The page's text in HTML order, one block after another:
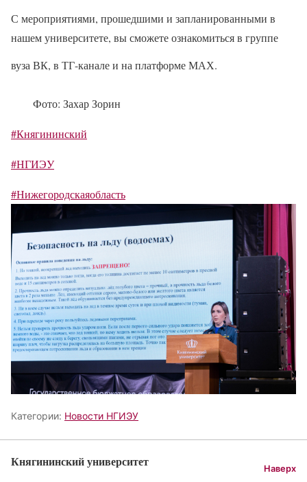
С мероприятиями, прошедшими и запланированными в
нашем университете, вы сможете ознакомиться в группе
вуза ВК, в ТГ-канале и на платформе МАХ.
Фото: Захар Зорин
#Княгининский
#НГИЭУ
#Нижегородскаяобласть
Категории: Новости НГИЭУ
Княгининский университет Наверх